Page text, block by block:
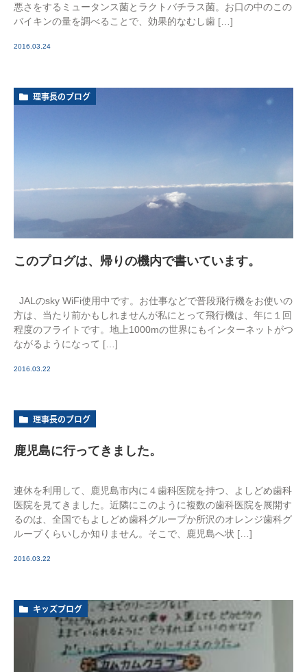
悪さをするミュータンス菌とラクトバチラス菌。お口の中のこの
バイキンの量を調べることで、効果的なむし歯 […]
2016.03.24
理事長のブログ
このプログは、帰りの機内で書いています。
JALのsky WiFi使用中です。お仕事などで普段飛行機をお使いの
方は、当たり前かもしれませんが私にとって飛行機は、年に１回
程度のフライトです。地上1000mの世界にもインターネットがつ
ながるようになって […]
2016.03.22
理事長のブログ
鹿児島に行ってきました。
連休を利用して、鹿児島市内に４歯科医院を持つ、よしどめ歯科
医院を見てきました。近隣にこのように複数の歯科医院を展開す
るのは、全国でもよしどめ歯科グループか所沢のオレンジ歯科グ
ループくらいしか知りません。そこで、鹿児島へ状 […]
2016.03.22
キッズブログ